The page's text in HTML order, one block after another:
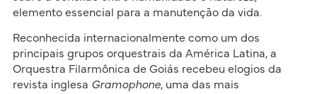
elemento essencial para a manutenção da vida.
Reconhecida internacionalmente como um dos
principais grupos orquestrais da América Latina, a
Orquestra Filarmônica de Goiás recebeu elogios da
revista inglesa Gramophone, uma das mais